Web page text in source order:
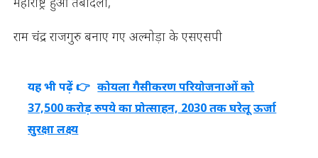
राम चंद्र राजगुरु बनाए गए अल्मोड़ा के एसएसपी
यह भी पढ़ें 👉 कोयला गैसीकरण परियोजनाओं को
37,500 करोड़ रुपये का प्रोत्साहन, 2030 तक घरेलू ऊर्जा
सुरक्षा लक्ष्य